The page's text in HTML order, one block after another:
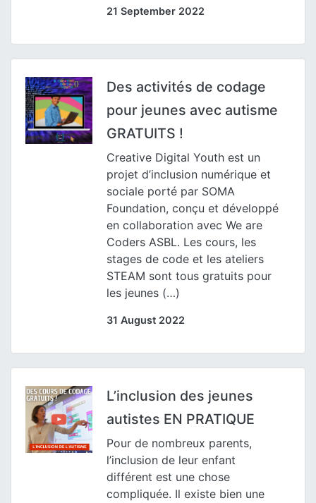
21 September 2022
Des activités de codage
pour jeunes avec autisme
GRATUITS !
Creative Digital Youth est un
projet d’inclusion numérique et
sociale porté par SOMA
Foundation, conçu et développé
en collaboration avec We are
Coders ASBL. Les cours, les
stages de code et les ateliers
STEAM sont tous gratuits pour
les jeunes (…)
31 August 2022
L’inclusion des jeunes
autistes EN PRATIQUE
Pour de nombreux parents,
l’inclusion de leur enfant
différent est une chose
compliquée. Il existe bien une